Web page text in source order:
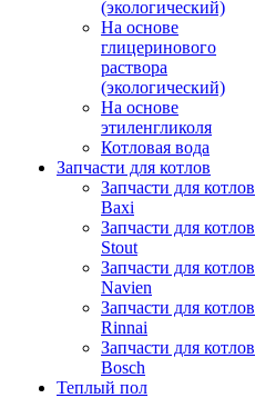
(экологический)
На основе
глицеринового
раствора
(экологический)
На основе
этиленгликоля
Котловая вода
Запчасти для котлов
Запчасти для котлов
Baxi
Запчасти для котлов
Stout
Запчасти для котлов
Navien
Запчасти для котлов
Rinnai
Запчасти для котлов
Bosch
Теплый пол